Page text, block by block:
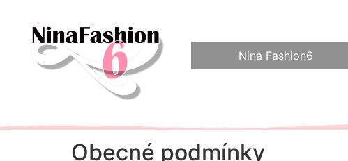
Nina Fashion6
Obecné podmínky